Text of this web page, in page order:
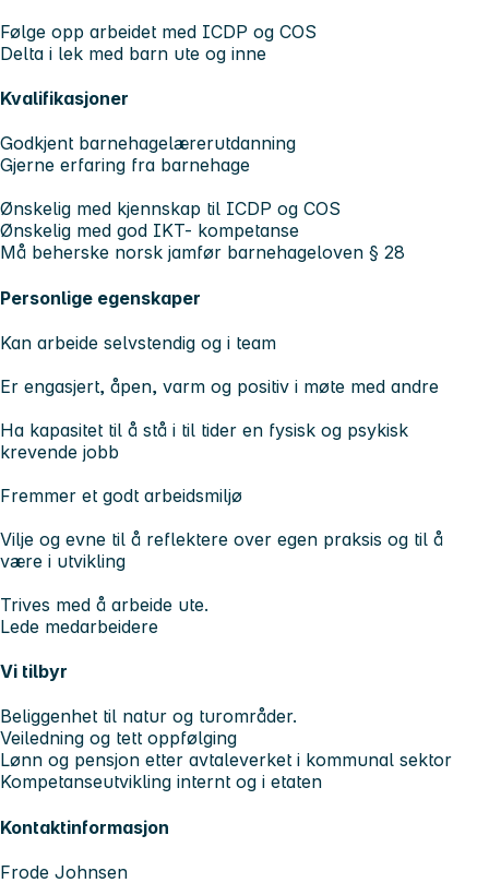
Følge opp arbeidet med ICDP og COS
Delta i lek med barn ute og inne
Kvalifikasjoner
Godkjent barnehagelærerutdanning
Gjerne erfaring fra barnehage
Ønskelig med kjennskap til ICDP og COS
Ønskelig med god IKT- kompetanse
Må beherske norsk jamfør barnehageloven § 28
Personlige egenskaper
Kan arbeide selvstendig og i team
Er engasjert, åpen, varm og positiv i møte med andre
Ha kapasitet til å stå i til tider en fysisk og psykisk
krevende jobb
Fremmer et godt arbeidsmiljø
Vilje og evne til å reflektere over egen praksis og til å
være i utvikling
Trives med å arbeide ute.
Lede medarbeidere
Vi tilbyr
Beliggenhet til natur og turområder.
Veiledning og tett oppfølging
Lønn og pensjon etter avtaleverket i kommunal sektor
Kompetanseutvikling internt og i etaten
Kontaktinformasjon
Frode Johnsen